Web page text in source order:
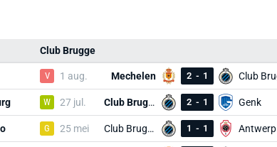
Club Brugge
V 1 aug. Mechelen 2 - 1
W 27 jul. Club Brugge 2 - 1 Genk
G 25 mei Club Brugge 1 - 1 Antwerp